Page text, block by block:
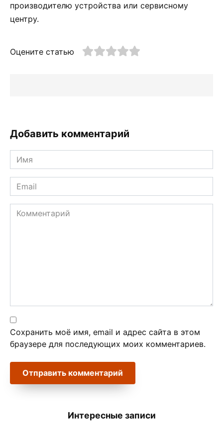
производителю устройства или сервисному
центру.
Оцените статью
Добавить комментарий
Имя
*
Email
*
Комментарий
Сохранить моё имя, email и адрес сайта в этом
браузере для последующих моих комментариев.
Интересные записи